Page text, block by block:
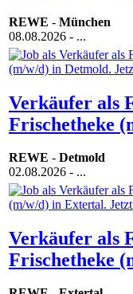
REWE - München
08.08.2026 - ...
Verkäufer als
Frischetheke
REWE - Detmold
02.08.2026 - ...
Verkäufer als
Frischetheke